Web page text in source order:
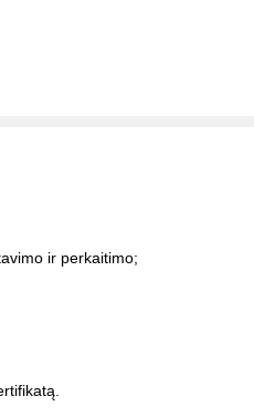
ir perkaitimo;